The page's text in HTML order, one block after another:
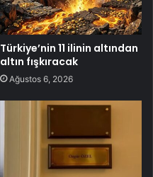
Türkiye’nin 11 ilinin altından
altın fışkıracak
Ağustos 6, 2026